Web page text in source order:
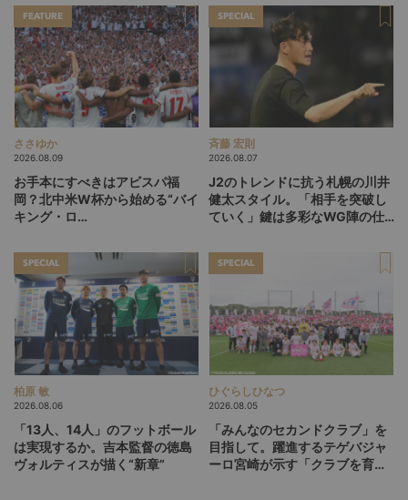
FEATURE
ささゆか
2026.08.09
お手本にすべきはアビスパ福
岡？北中米W杯から始める“バイ
キング・ロ
探す旅
SPECIAL
斉藤 宏則
2026.08.07
J2のトレンドに抗う札幌の川井
健太スタイル。「相手を突破し
ていく」鍵は多彩なWG陣の仕
SPECIAL
柏原 敏
2026.08.06
「13人、14人」のフットボール
は実現するか。吉本監督の徳島
ヴォルティスが描く“新章”
SPECIAL
ひぐらしひなつ
2026.08.05
「みんなのセカンドクラブ」を
目指して。躍進するテゲバジャ
ーロ宮崎が示す「クラブを育て